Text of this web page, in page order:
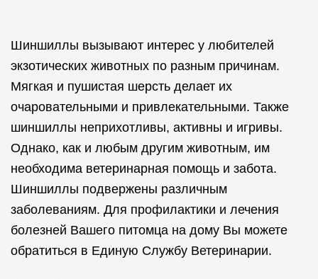
Шиншиллы вызывают интерес у любителей
экзотических животных по разным причинам.
Мягкая и пушистая шерсть делает их
очаровательными и привлекательными. Также
шиншиллы неприхотливы, активны и игривы.
Однако, как и любым другим животным, им
необходима ветеринарная помощь и забота.
Шиншиллы подвержены различным
заболеваниям. Для профилактики и лечения
болезней Вашего питомца на дому Вы можете
обратиться в Единую Службу Ветеринарии.